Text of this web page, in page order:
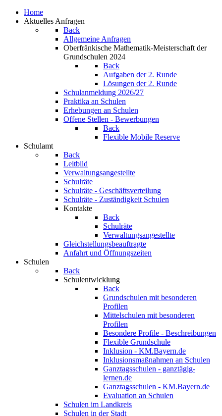
Home
Aktuelles Anfragen
Back
Allgemeine Anfragen
Oberfränkische Mathematik-Meisterschaft der
Grundschulen 2024
Back
Aufgaben der 2. Runde
Lösungen der 2. Runde
Schulanmeldung 2026/27
Praktika an Schulen
Erhebungen an Schulen
Offene Stellen - Bewerbungen
Back
Flexible Mobile Reserve
Schulamt
Back
Leitbild
Verwaltungsangestellte
Schulräte
Schulräte - Geschäftsverteilung
Schulräte - Zuständigkeit Schulen
Kontakte
Back
Schulräte
Verwaltungsangestellte
Gleichstellungsbeauftragte
Anfahrt und Öffnungszeiten
Schulen
Back
Schulentwicklung
Back
Grundschulen mit besonderen
Profilen
Mittelschulen mit besonderen
Profilen
Besondere Profile - Beschreibungen
Flexible Grundschule
Inklusion - KM.Bayern.de
Inklusionsmaßnahmen an Schulen
Ganztagsschulen - ganztägig-
lernen.de
Ganztagsschulen - KM.Bayern.de
Evaluation an Schulen
Schulen im Landkreis
Schulen in der Stadt